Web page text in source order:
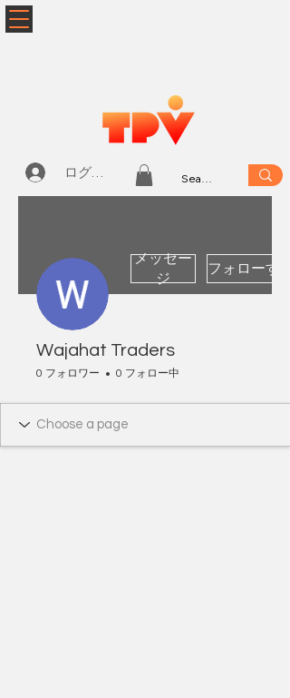
ログイン
メッセー
ジ
フォローする
Wajahat Traders
0 フォロワー 0 フォロー中